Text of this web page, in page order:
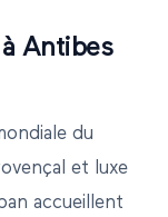
Antibes
du
et luxe
accueillent